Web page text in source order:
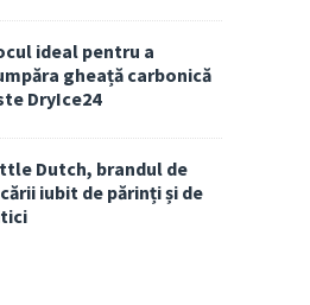
ideal pentru a
gheață carbonică
DryIce24
Dutch, brandul de
iubit de părinți și de